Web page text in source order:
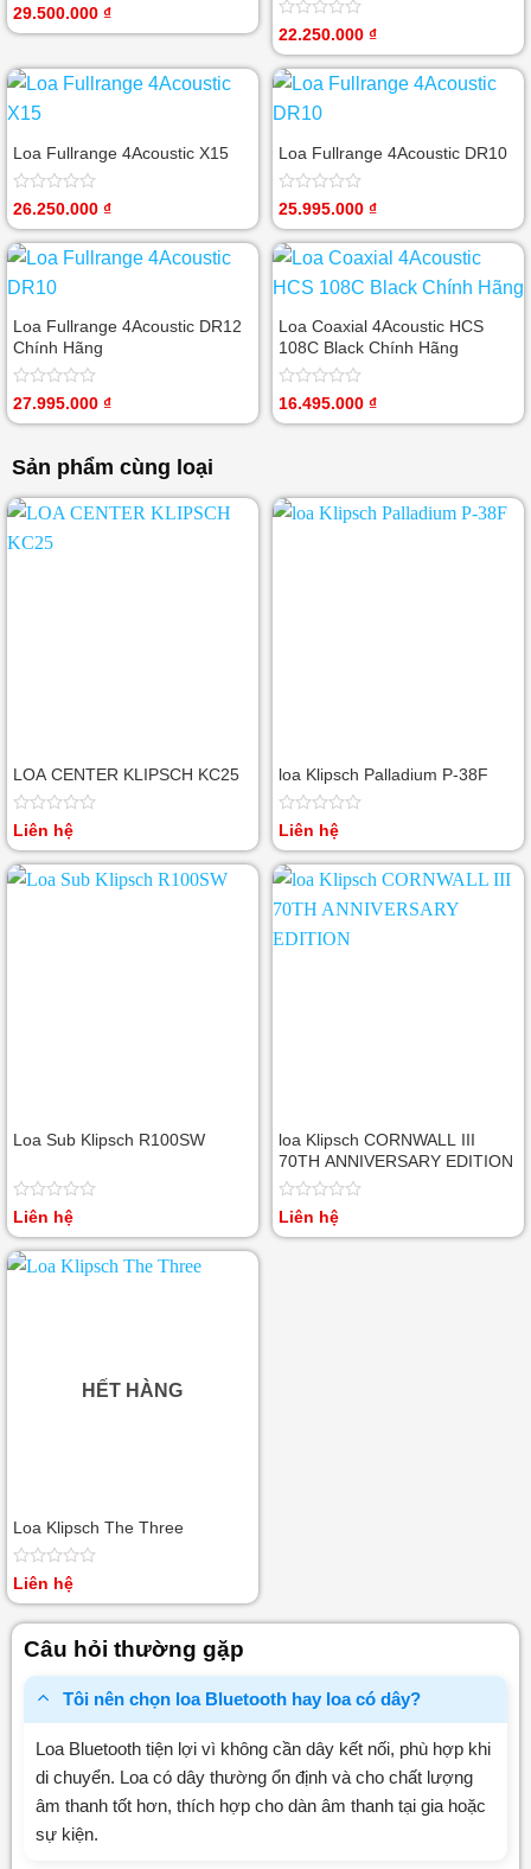
Được
5
sao
29.500.000 ₫
Được
hạng
0
sao
22.250.000 ₫
Loa Fullrange 4Acoustic X15
Được
hạng
0
sao
26.250.000 ₫
Loa Fullrange 4Acoustic DR10
Được
hạng
0
sao
25.995.000 ₫
Loa Fullrange 4Acoustic DR12
Chính Hãng
Được
5
27.995.000 ₫
Loa Coaxial 4Acoustic HCS
108C Black Chính Hãng
Được
16.495.000 ₫
Sản phẩm cùng loại
LOA CENTER KLIPSCH KC25
Được
hạng
0
Liên hệ
loa Klipsch Palladium P-38F
Được
hạng
0
sao
Liên hệ
Loa Sub Klipsch R100SW
Được
hạng
0
Liên hệ
loa Klipsch CORNWALL III
70TH ANNIVERSARY EDITION
Được
Liên hệ
HẾT HÀNG
Loa Klipsch The Three
Được
0
Liên hệ
Câu hỏi thường gặp
Tôi nên chọn loa Bluetooth hay loa có dây?
Loa Bluetooth tiện lợi vì không cần dây kết nối, phù hợp khi
di chuyển. Loa có dây thường ổn định và cho chất lượng
âm thanh tốt hơn, thích hợp cho dàn âm thanh tại gia hoặc
sự kiện.